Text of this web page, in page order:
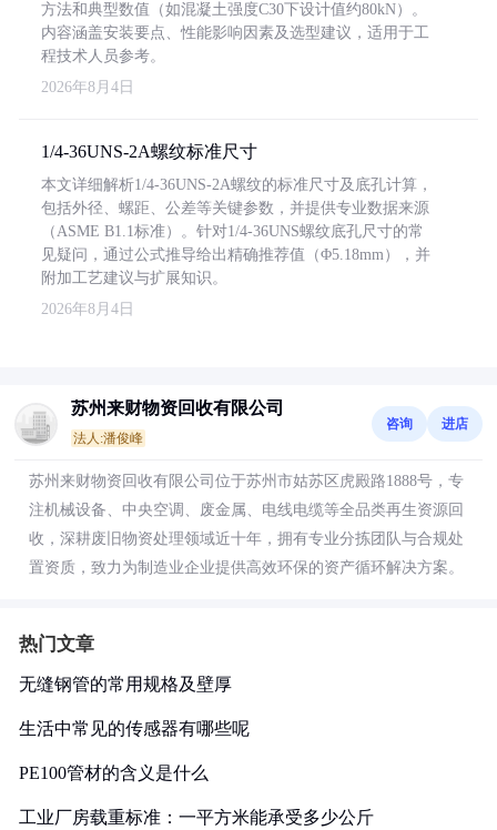
方法和典型数值（如混凝土强度C30下设计值约80kN）。
内容涵盖安装要点、性能影响因素及选型建议，适用于工
程技术人员参考。
2026年8月4日
1/4-36UNS-2A螺纹标准尺寸
本文详细解析1/4-36UNS-2A螺纹的标准尺寸及底孔计算，
包括外径、螺距、公差等关键参数，并提供专业数据来源
（ASME B1.1标准）。针对1/4-36UNS螺纹底孔尺寸的常
见疑问，通过公式推导给出精确推荐值（Φ5.18mm），并
附加工艺建议与扩展知识。
2026年8月4日
苏州来财物资回收有限公司
法人:潘俊峰
咨询 进店
苏州来财物资回收有限公司位于苏州市姑苏区虎殿路1888号，专
注机械设备、中央空调、废金属、电线电缆等全品类再生资源回
收，深耕废旧物资处理领域近十年，拥有专业分拣团队与合规处
置资质，致力为制造业企业提供高效环保的资产循环解决方案。
热门文章
无缝钢管的常用规格及壁厚
生活中常见的传感器有哪些呢
PE100管材的含义是什么
工业厂房载重标准：一平方米能承受多少公斤